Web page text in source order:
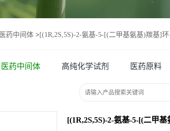
医药中间体 >[(1R,2S,5S)-2-氨基-5-[(二甲基氨基)羰基]
医药中间体 高纯化学试剂 医药原料
[(1R,2S,5S)-2-氨基-5-[(二甲